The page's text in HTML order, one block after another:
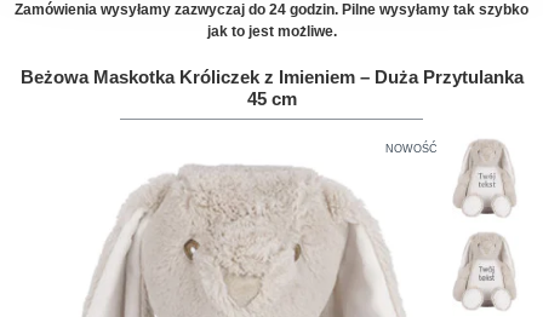
Zamówienia wysyłamy zazwyczaj do 24 godzin. Pilne wysyłamy tak szybko
jak to jest możliwe.
Beżowa Maskotka Króliczek z Imieniem – Duża Przytulanka
45 cm
NOWOŚĆ